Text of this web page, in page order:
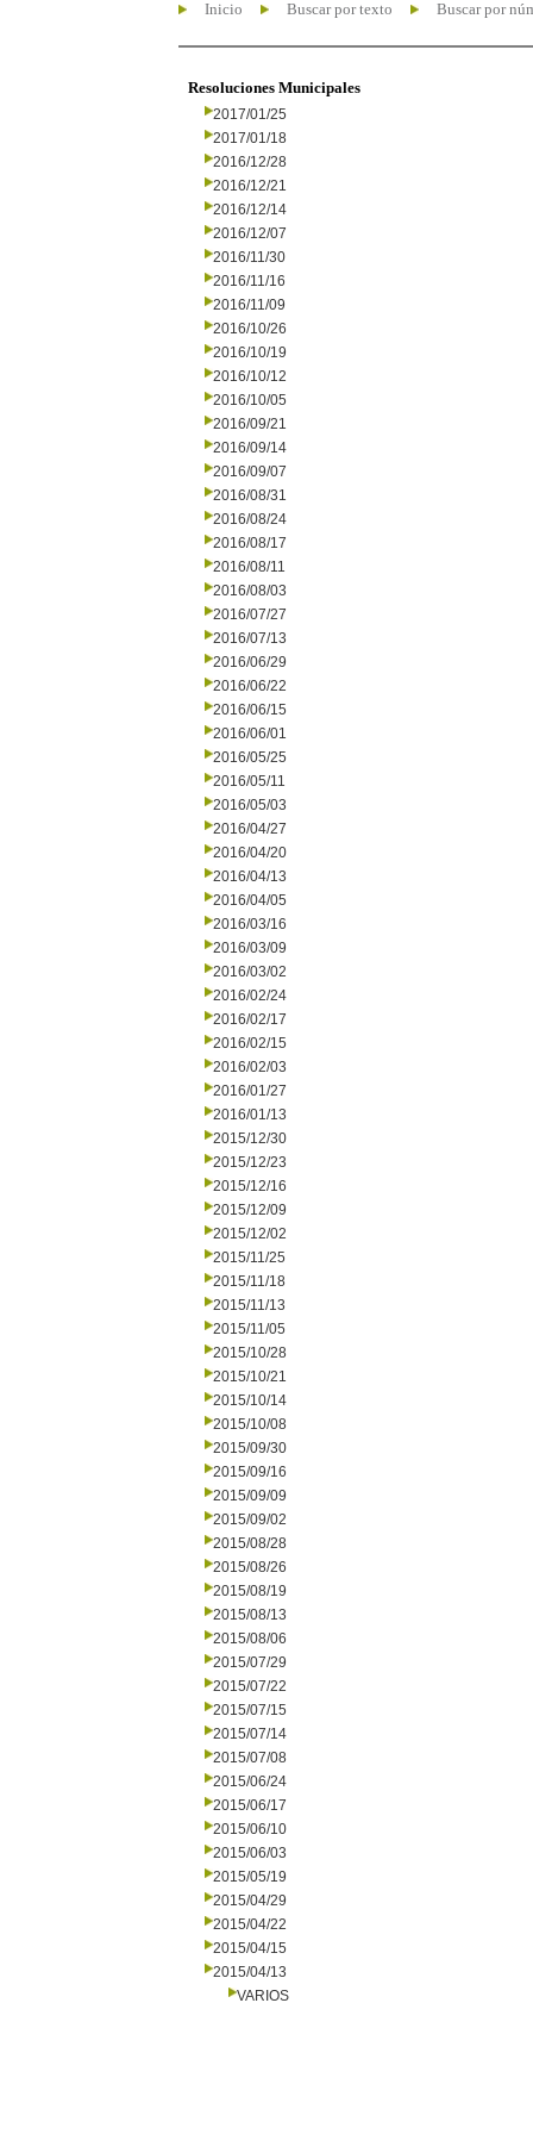
Inicio Buscar por texto Buscar por
Resoluciones Municipales
2017/01/25
2017/01/18
2016/12/28
2016/12/21
2016/12/14
2016/12/07
2016/11/30
2016/11/16
2016/11/09
2016/10/26
2016/10/19
2016/10/12
2016/10/05
2016/09/21
2016/09/14
2016/09/07
2016/08/31
2016/08/24
2016/08/17
2016/08/11
2016/08/03
2016/07/27
2016/07/13
2016/06/29
2016/06/22
2016/06/15
2016/06/01
2016/05/25
2016/05/11
2016/05/03
2016/04/27
2016/04/20
2016/04/13
2016/04/05
2016/03/16
2016/03/09
2016/03/02
2016/02/24
2016/02/17
2016/02/15
2016/02/03
2016/01/27
2016/01/13
2015/12/30
2015/12/23
2015/12/16
2015/12/09
2015/12/02
2015/11/25
2015/11/18
2015/11/13
2015/11/05
2015/10/28
2015/10/21
2015/10/14
2015/10/08
2015/09/30
2015/09/16
2015/09/09
2015/09/02
2015/08/28
2015/08/26
2015/08/19
2015/08/13
2015/08/06
2015/07/29
2015/07/22
2015/07/15
2015/07/14
2015/07/08
2015/06/24
2015/06/17
2015/06/10
2015/06/03
2015/05/19
2015/04/29
2015/04/22
2015/04/15
2015/04/13
VARIOS